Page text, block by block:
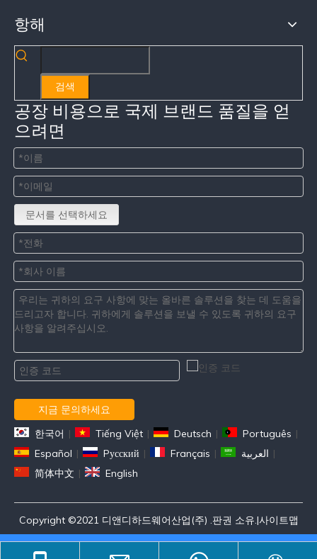
항해
검색
공장 비용으로 국제 브랜드 품질을 얻
으려면
문서를 선택하세요
지금 문의하세요
한국어 | Tiếng Việt | Deutsch | Português |
Español | Pусский | Français | العربية |
简体中文 | English
Copyright ©2021 디앤디하드웨어산업(주) .판권 소유.|사이트맵